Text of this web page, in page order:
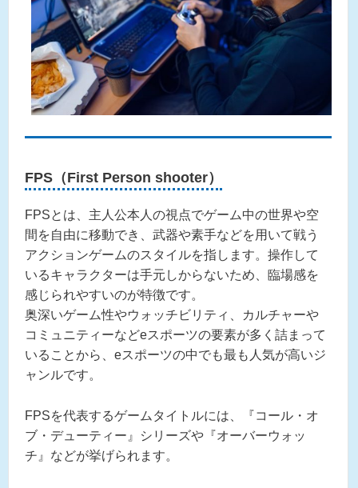
FPS（First Person shooter）
FPSとは、主人公本人の視点でゲーム中の世界や空
間を自由に移動でき、武器や素手などを用いて戦う
アクションゲームのスタイルを指します。操作して
いるキャラクターは手元しからないため、臨場感を
感じられやすいのが特徴です。
奥深いゲーム性やウォッチビリティ、カルチャーや
コミュニティーなどeスポーツの要素が多く詰まって
いることから、eスポーツの中でも最も人気が高いジ
ャンルです。
FPSを代表するゲームタイトルには、『コール・オ
ブ・デューティー』シリーズや『オーバーウォッ
チ』などが挙げられます。